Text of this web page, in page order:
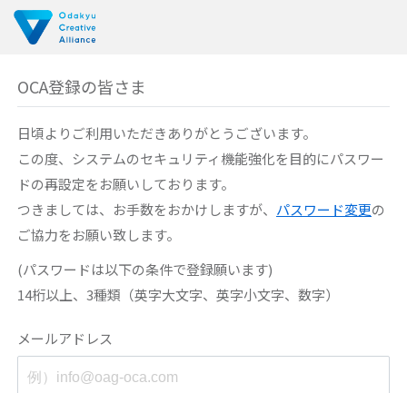
OCA登録の皆さま
日頃よりご利用いただきありがとうございます。
この度、システムのセキュリティ機能強化を目的にパスワー
ドの再設定をお願いしております。
つきましては、お手数をおかけしますが、 パスワード変更の
ご協力をお願い致します。
(パスワードは以下の条件で登録願います)
14桁以上、3種類（英字大文字、英字小文字、数字）
メールアドレス